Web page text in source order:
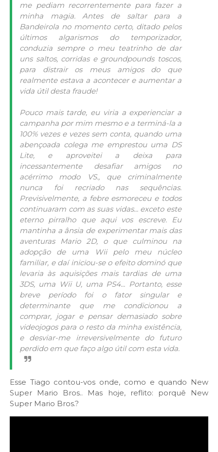
me pediam recorrentemente para fazer a
minha magia. Antes de saltar para a
Bandeirola no momento certo, ditado pelos
últimos algarismos do temporizador,
conduzia sempre o meu teatrinho de dar
uns saltos, corridas e groundpounds toscos,
para distrair os meus amigos do que
realmente estava a acontecer e aumentar a
vida útil desta fraude!
Pouco mais tarde, eu viria a experienciar a
campanha por mim mesmo e a terminá-la a
100% vezes e vezes sem conta, quando uma
abençoada colega me emprestou uma DS
Lite, e aproveitei a deixa para
incessantemente desafiar amigos no
acérrimo modo VS., que criminalmente
nunca foi recriado nas sequências.
Previsivelmente, a febre esmoreceu e todos
continuaram com as suas vidas... exceto este
eterno pirralho que aqui vos escreve. Eu
mantinha a ânsia de experimentar mais das
aventuras Mario 2D, o que culminou na
adopção de uma Wii pelo meu núcleo
familiar, e daí iniciou-se o efeito dominó que
levaria às aquisições mais tardias de uma
3DS, uma Wii U, uma PS4... Portanto, esse
breve período foi o fator singular e
determinante que me condicionou a
comprar, jogar e pensar demasiado sobre
videojogos para o resto da minha existência,
e desviar-me irreversivelmente do futuro
perdido em que faço algo útil com esta vida.
Esse Tiago contou-vos onde, como e quando New
Super Mario Bros.. Mas hoje, reflito: porquê New
Super Mario Bros.?